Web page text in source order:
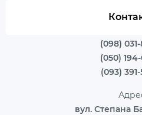
(098)
(050)
(093)
вул. Степана